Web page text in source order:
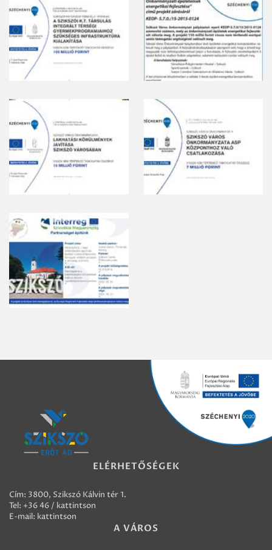
ELÉRHETŐSÉGEK
Cím: 3800, Szikszó Kálvin tér 1.
Tel: +36 46 / kattintson
E-mail: kattintson
A VÁROS